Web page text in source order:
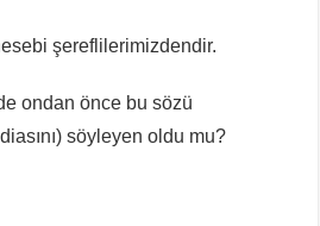
şereflilerimizdendir.
ondan önce bu sözü
söyleyen oldu mu?